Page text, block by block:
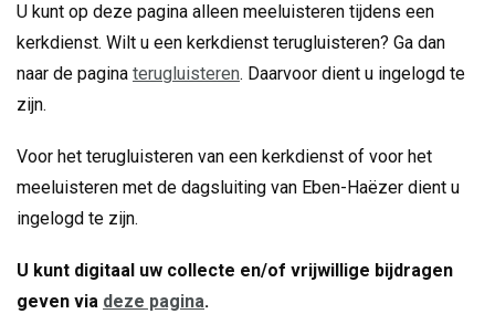
U kunt op deze pagina alleen meeluisteren tijdens een
kerkdienst. Wilt u een kerkdienst terugluisteren? Ga dan
naar de pagina terugluisteren. Daarvoor dient u ingelogd te
zijn.
Voor het terugluisteren van een kerkdienst of voor het
meeluisteren met de dagsluiting van Eben-Haëzer dient u
ingelogd te zijn.
U kunt digitaal uw collecte en/of vrijwillige bijdragen
geven via deze pagina.